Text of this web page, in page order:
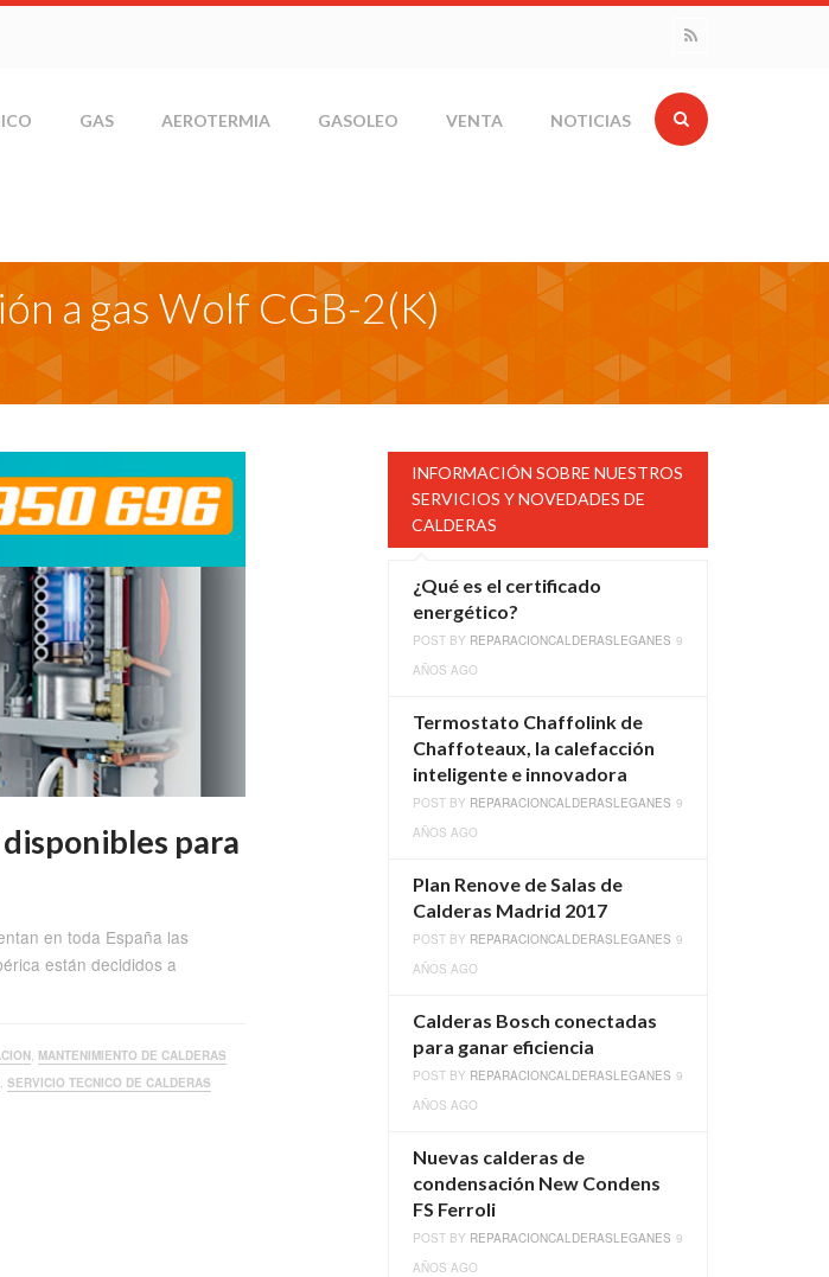
GAS AEROTERMIA GASOLEO VENTA NOTICIAS
a gas Wolf CGB-2(K)
para
en toda España las
están decididos a
, MANTENIMIENTO DE CALDERAS
, SERVICIO TECNICO DE CALDERAS
INFORMACIÓN SOBRE NUESTROS
SERVICIOS Y NOVEDADES DE
CALDERAS
¿Qué es el certificado
energético?
POST BY REPARACIONCALDERASLEGANES 9
AÑOS AGO
Termostato Chaffolink de
Chaffoteaux, la calefacción
inteligente e innovadora
POST BY REPARACIONCALDERASLEGANES 9
AÑOS AGO
Plan Renove de Salas de
Calderas Madrid 2017
POST BY REPARACIONCALDERASLEGANES 9
AÑOS AGO
Calderas Bosch conectadas
para ganar eficiencia
POST BY REPARACIONCALDERASLEGANES 9
AÑOS AGO
Nuevas calderas de
condensación New Condens
FS Ferroli
POST BY REPARACIONCALDERASLEGANES 9
AÑOS AGO